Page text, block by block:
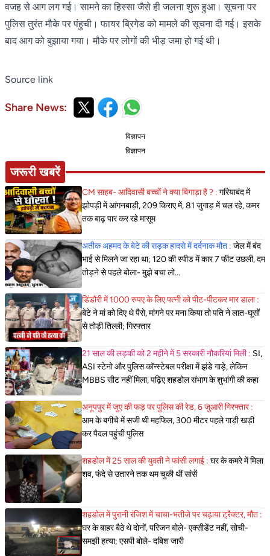
वजह से आग लग गई। सामने का हिस्सा जैसे ही जलना शुरू हुआ। सूचना पर
पुलिस तुरंत मौके पर पंहुची। फायर ब्रिगेड को मामले की सूचना दी गई। इसके
बाद आग को बुझाया गया। मौके पर लोगों की भीड़ जमा हो गई थी।
Source link
Share News:
विज्ञापन
विज्ञापन
जरूरी खबरें
CM साहब- आदिवासी बच्चों ने क्या बिगाड़ा है ? : गरियाबंद में
झोपड़ी में आंगनबाड़ी, 209 किराए में, 81 जुगाड़ में चल रहे, कमर
तक बाढ़ पार कर रहे मासूम
अतीक अहमद के बेटे की सड़क हादसे में दर्दनाक मौत : जेल में बंद
भाई से मिलने जा रहा था; 120 की स्पीड में कार 7 फीट उछली, दम
तोड़ने से पहले बोला- मुझे बचा लो...
डिंडौरी में 1000 रुपए के लिए पत्नी को पीट-पीटकर मार डाला :
बेटे ने मां को दिए थे पैसे, मांगने पर मना किया तो पति ने लात-घूसों
से तोड़ी तिल्ली; गिरफ्तार
21 साल की लड़की को 2 महीने में 5 सरकारी नौकरियां मिली : SI,
ASI स्टेनो और पुलिस कॉन्स्टेबल परीक्षा में झंडे गाड़े, लेकिन
MBBS सीट नहीं मिला, पढ़िए शहडोल संभाग के शुभांगी की कहा
अनूपपुर में जुए की फड़ पर पुलिस की रेड, 6 जुआरी गिरफ्तार :
आम के बगीचे में सजी थी महफिल, 300 मीटर पहले गाड़ी खड़ी
कर पैदल पहुंची पुलिस
शहडोल में 25 साल की युवती ने फांसी लगाई : घर के कमरे में मिला
शव, फंदे से उतारने तक थम चुकी थीं सांसें
शहडोल में पुरानी रंजिश में चाचा-भतीजे पर चढ़ाया ट्रैक्टर, मौत :
घर के बाहर बैठे थे दोनों, परिजन बोले- एक्सीडेंट नहीं, सोची-
समझी हत्या; एसपी बोले- दबिश जारी